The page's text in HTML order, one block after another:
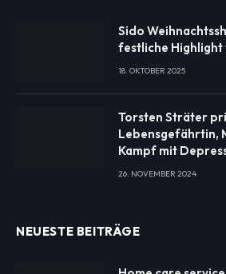
Sido
festliche Highlight
18. OKTOBER 2025
Torsten Sträter
Lebensgefährtin,
Kampf mit
26. NOVEMBER 2024
NEUESTE BEITRÄGE